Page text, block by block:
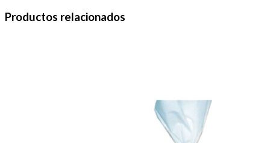
Productos relacionados